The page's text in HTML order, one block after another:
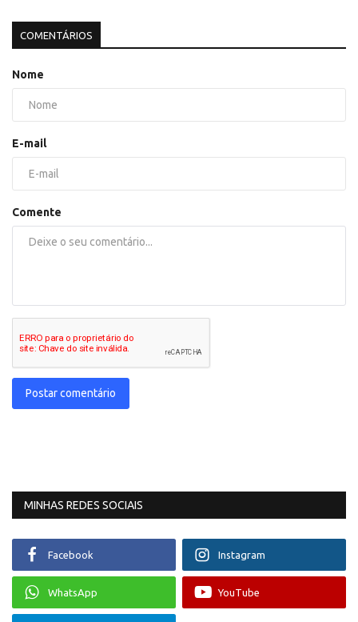
COMENTÁRIOS
Nome
E-mail
Comente
Postar comentário
MINHAS REDES SOCIAIS
Facebook Instagram
WhatsApp YouTube